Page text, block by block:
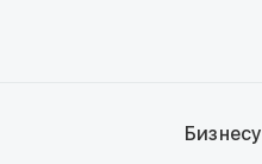
Бизнесу